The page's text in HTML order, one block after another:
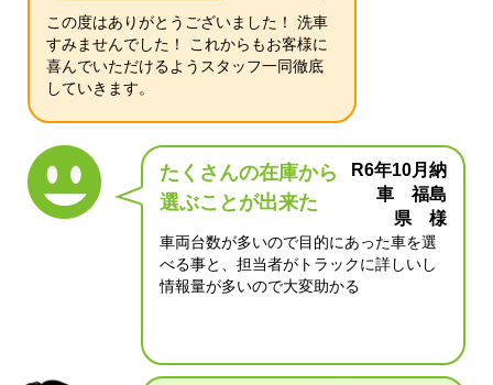
この度はありがとうございました！ 洗車
すみませんでした！ これからもお客様に
喜んでいただけるようスタッフ一同徹底
していきます。
たくさんの在庫から
選ぶことが出来た
R6年10月納
車 福島
県 様
車両台数が多いので目的にあった車を選
べる事と、担当者がトラックに詳しいし
情報量が多いので大変助かる